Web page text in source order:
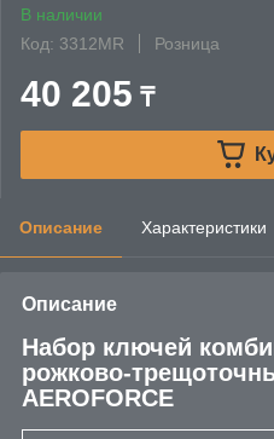
В наличии
Код: 3312MR
Розница
40 205 ₸
Описание Характеристики
Описание
Набор ключей
рожково-
AEROFORCE